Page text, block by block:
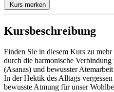
Kurs merken
Kursbeschreibung
Finden Sie in diesem Kurs zu
durch die harmonische
(Asanas) und bewusster
In der Hektik des Alltags
bewusste Atmung für unser